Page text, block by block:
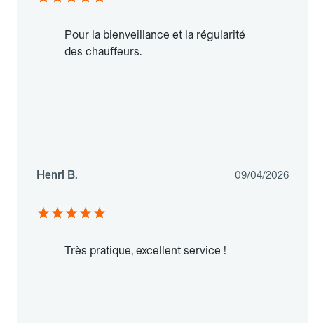
Pour la bienveillance et la régularité
des chauffeurs.
Henri B. 09/04/2026
Très pratique, excellent service !